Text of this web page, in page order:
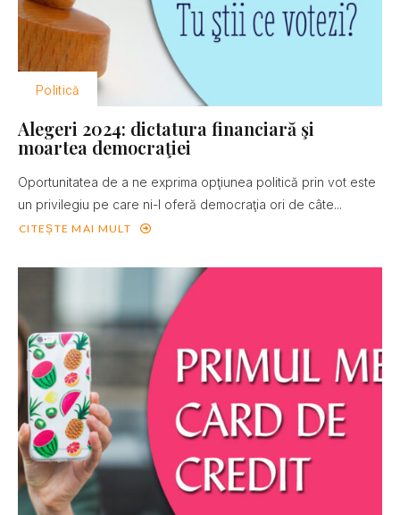
Politică
Alegeri 2024: dictatura financiară şi
moartea democraţiei
Oportunitatea de a ne exprima opţiunea politică prin vot este
un privilegiu pe care ni-l oferă democraţia ori de câte...
CITEȘTE MAI MULT